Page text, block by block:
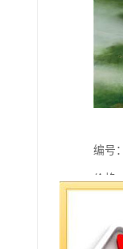
编号
价格
石